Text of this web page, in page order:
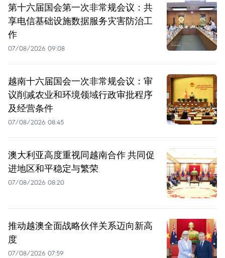
第十六届国会第一次非常规会议：共
享电信基础设施数据服务灾害防治工
作
07/08/2026 09:08
越南十六届国会一次非常规会议：审
议削减农业和环境领域行政审批程序
及经营条件
07/08/2026 08:45
澳大利亚高度重视同越南合作 共同促
进地区和平稳定与繁荣
07/08/2026 08:20
推动越澳全面战略伙伴关系迈向新高
度
07/08/2026 07:59